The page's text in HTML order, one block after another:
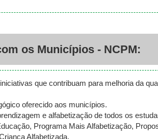
os Municípios - NCPM:
que contribuam para melhoria da
oferecido aos municípios.
e alfabetização de todos os
Programa Mais Alfabetização,
Alfabetizada.